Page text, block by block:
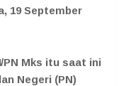
19 September
PN Mks itu saat ini
Negeri (PN)